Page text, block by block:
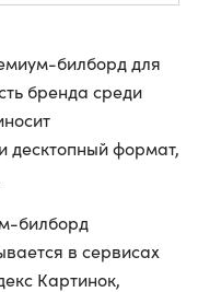
билборд для
бренда среди
десктопный формат,
билборд
в сервисах
Картинок,